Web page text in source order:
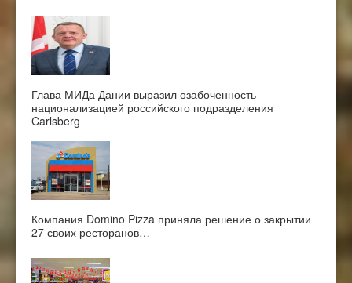
Глава МИДа Дании выразил озабоченность
национализацией российского подразделения
Carlsberg
Компания Domino Pizza приняла решение о закрытии
27 своих ресторанов…